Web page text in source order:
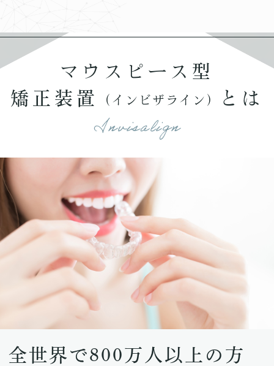
マウスピース型
矯正装置
（インビザライン） とは
Invisalign
全世界で800万人以上の方